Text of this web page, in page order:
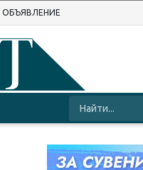
ОБЪЯВЛЕНИЕ